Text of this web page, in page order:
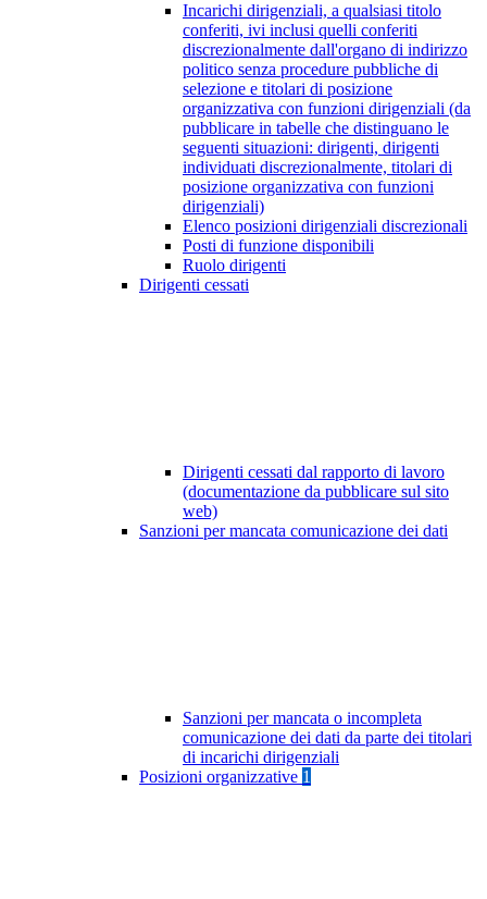
Incarichi dirigenziali, a qualsiasi titolo
conferiti, ivi inclusi quelli conferiti
discrezionalmente dall'organo di indirizzo
politico senza procedure pubbliche di
selezione e titolari di posizione
organizzativa con funzioni dirigenziali (da
pubblicare in tabelle che distinguano le
seguenti situazioni: dirigenti, dirigenti
individuati discrezionalmente, titolari di
posizione organizzativa con funzioni
dirigenziali)
Elenco posizioni dirigenziali discrezionali
Posti di funzione disponibili
Ruolo dirigenti
Dirigenti cessati
Dirigenti cessati dal rapporto di lavoro
(documentazione da pubblicare sul sito
web)
Sanzioni per mancata comunicazione dei dati
Sanzioni per mancata o incompleta
comunicazione dei dati da parte dei titolari
di incarichi dirigenziali
Posizioni organizzative 1